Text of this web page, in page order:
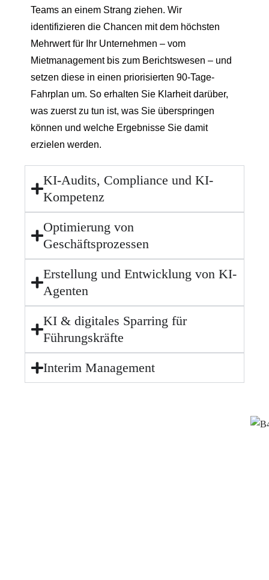
Teams an einem Strang ziehen. Wir
identifizieren die Chancen mit dem höchsten
Mehrwert für Ihr Unternehmen – vom
Mietmanagement bis zum Berichtswesen – und
setzen diese in einen priorisierten 90-Tage-
Fahrplan um. So erhalten Sie Klarheit darüber,
was zuerst zu tun ist, was Sie überspringen
können und welche Ergebnisse Sie damit
erzielen werden.
KI-Audits, Compliance und KI-
Kompetenz
Optimierung von
Geschäftsprozessen
Erstellung und Entwicklung von KI-
Agenten
KI & digitales Sparring für
Führungskräfte
Interim Management